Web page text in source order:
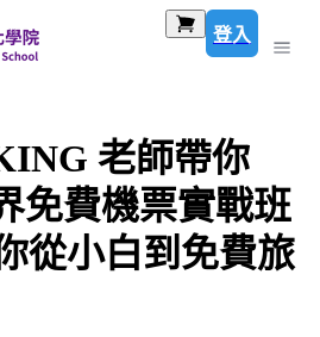
登入
老師帶你
免費機票實戰班
從小白到免費旅